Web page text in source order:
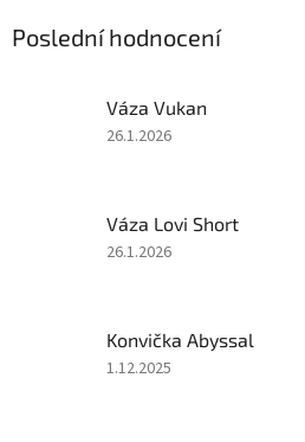
Poslední hodnocení
Váza Vukan
Hodnocení
z
5
26.1.2026
Váza Lovi Short
Hodnocení
z
5
26.1.2026
Konvička Abyssal
Hodnocení
1.12.2025